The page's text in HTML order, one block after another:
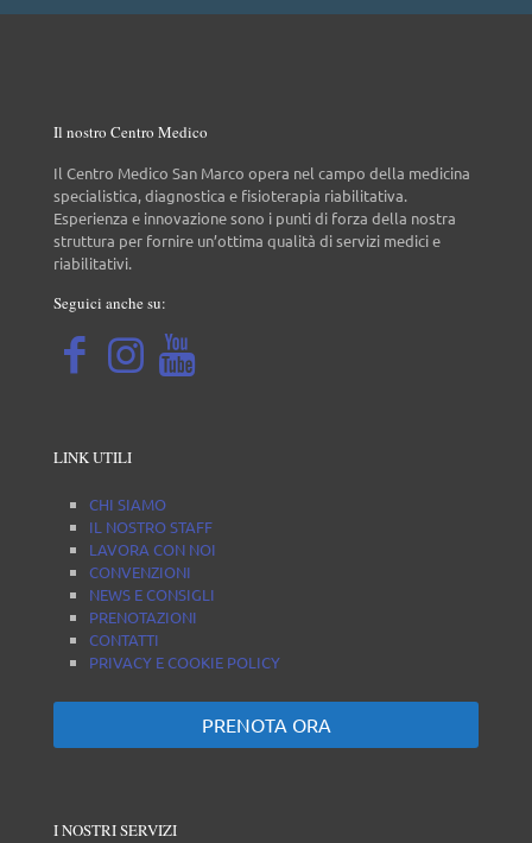
Il nostro Centro Medico
Il Centro Medico San Marco opera nel campo della medicina
specialistica, diagnostica e fisioterapia riabilitativa.
Esperienza e innovazione sono i punti di forza della nostra
struttura per fornire un’ottima qualità di servizi medici e
riabilitativi.
Seguici anche su:
LINK UTILI
CHI SIAMO
IL NOSTRO STAFF
LAVORA CON NOI
CONVENZIONI
NEWS E CONSIGLI
PRENOTAZIONI
CONTATTI
PRIVACY E COOKIE POLICY
PRENOTA ORA
I NOSTRI SERVIZI